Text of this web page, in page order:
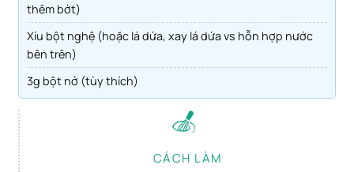
thêm bớt)
Xíu bột nghệ (hoặc lá dứa, xay lá dứa vs hỗn hợp nước
bên trên)
3g bột nở (tùy thích)
CÁCH LÀM